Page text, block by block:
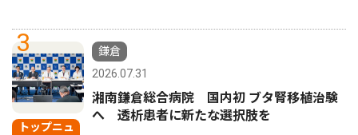
3
トップニュ
鎌倉
2026.07.31
湘南鎌倉総合病院 国内初 ブタ腎移植治験
へ 透析患者に新たな選択肢を